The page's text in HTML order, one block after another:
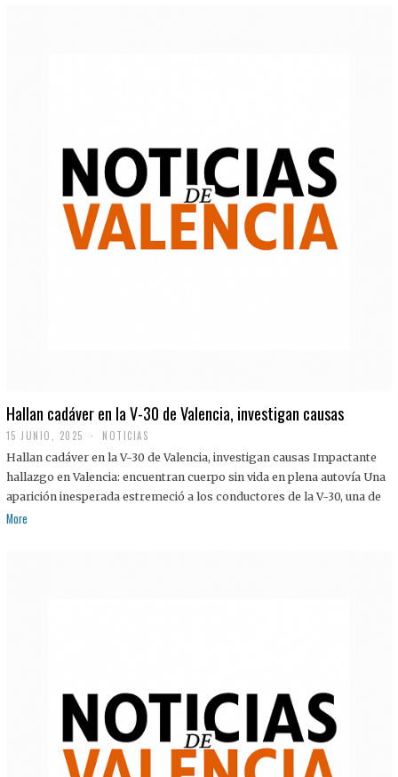
Hallan cadáver en la V-30 de Valencia, investigan causas
15 JUNIO, 2025 NOTICIAS
Hallan cadáver en la V-30 de Valencia, investigan causas Impactante
hallazgo en Valencia: encuentran cuerpo sin vida en plena autovía Una
aparición inesperada estremeció a los conductores de la V-30, una de
More